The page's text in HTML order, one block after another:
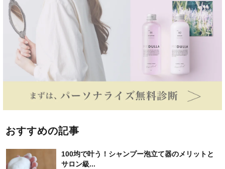
おすすめの記事
100均で叶う！シャンプー泡立て器のメリットと
サロン級...